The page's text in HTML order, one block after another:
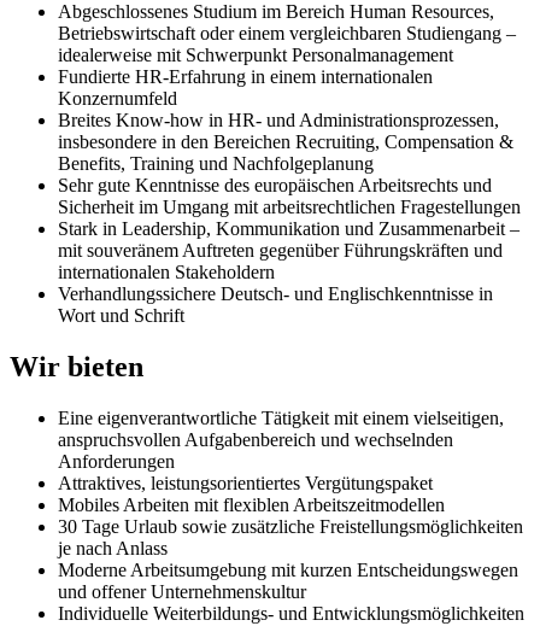
Abgeschlossenes Studium im Bereich Human Resources,
Betriebswirtschaft oder einem vergleichbaren Studiengang –
idealerweise mit Schwerpunkt Personalmanagement
Fundierte HR-Erfahrung in einem internationalen
Konzernumfeld
Breites Know-how in HR- und Administrationsprozessen,
insbesondere in den Bereichen Recruiting, Compensation &
Benefits, Training und Nachfolgeplanung
Sehr gute Kenntnisse des europäischen Arbeitsrechts und
Sicherheit im Umgang mit arbeitsrechtlichen Fragestellungen
Stark in Leadership, Kommunikation und Zusammenarbeit –
mit souveränem Auftreten gegenüber Führungskräften und
internationalen Stakeholdern
Verhandlungssichere Deutsch- und Englischkenntnisse in
Wort und Schrift
Wir bieten
Eine eigenverantwortliche Tätigkeit mit einem vielseitigen,
anspruchsvollen Aufgabenbereich und wechselnden
Anforderungen
Attraktives, leistungsorientiertes Vergütungspaket
Mobiles Arbeiten mit flexiblen Arbeitszeitmodellen
30 Tage Urlaub sowie zusätzliche Freistellungsmöglichkeiten
je nach Anlass
Moderne Arbeitsumgebung mit kurzen Entscheidungswegen
und offener Unternehmenskultur
Individuelle Weiterbildungs- und Entwicklungsmöglichkeiten